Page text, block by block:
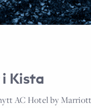
Kista
AC Hotel by